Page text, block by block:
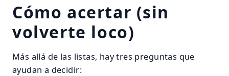
Cómo acertar (sin
volverte loco)
Más allá de las listas, hay tres preguntas que
ayudan a decidir: